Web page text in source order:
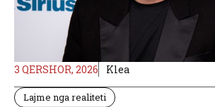
3 QERSHOR, 2026 Klea
Lajme nga realiteti